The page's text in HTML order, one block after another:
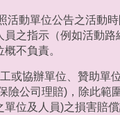
動單位公告之活動
之指示（例如活動路
不負責。
或協辦單位、贊助單
險公司理賠)，除此範
位及人員)之損害賠